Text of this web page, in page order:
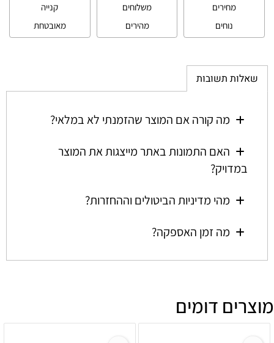
מחירים
נוחים
משלוחים
מהירים
קנייה
מאובטחת
שאלות תשובות
מה קורה אם המוצר שהזמנתי לא במלאי?
האם התמונות באתר מייצגות את המוצר
במדויק?
מהי מדיניות הביטולים וההחזרות?
מה זמן האספקה?
מוצרים דומים